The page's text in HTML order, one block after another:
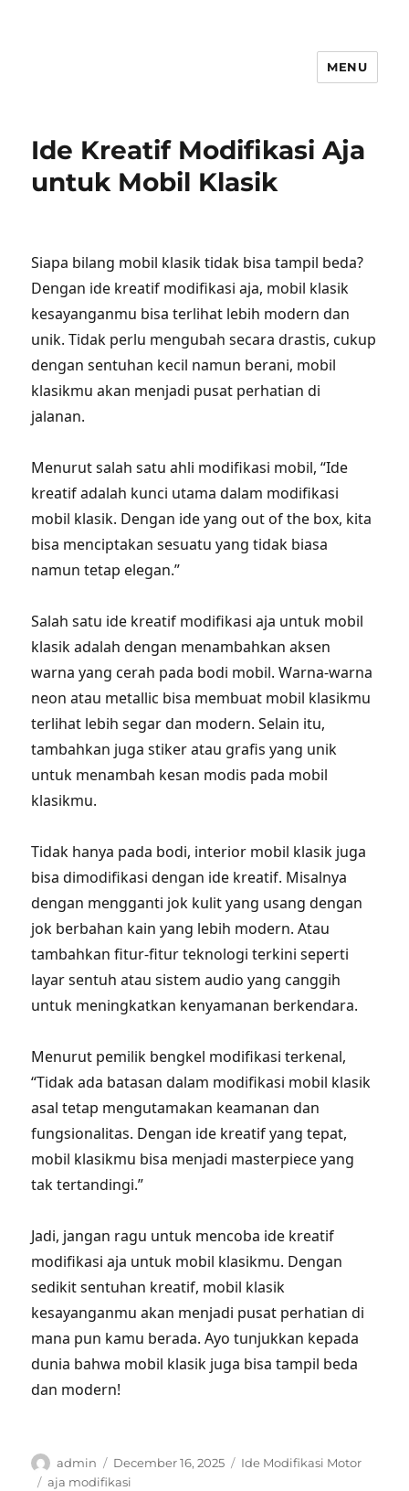
MENU
Ide Kreatif Modifikasi Aja
untuk Mobil Klasik
Siapa bilang mobil klasik tidak bisa tampil beda?
Dengan ide kreatif modifikasi aja, mobil klasik
kesayanganmu bisa terlihat lebih modern dan
unik. Tidak perlu mengubah secara drastis, cukup
dengan sentuhan kecil namun berani, mobil
klasikmu akan menjadi pusat perhatian di
jalanan.
Menurut salah satu ahli modifikasi mobil, “Ide
kreatif adalah kunci utama dalam modifikasi
mobil klasik. Dengan ide yang out of the box, kita
bisa menciptakan sesuatu yang tidak biasa
namun tetap elegan.”
Salah satu ide kreatif modifikasi aja untuk mobil
klasik adalah dengan menambahkan aksen
warna yang cerah pada bodi mobil. Warna-warna
neon atau metallic bisa membuat mobil klasikmu
terlihat lebih segar dan modern. Selain itu,
tambahkan juga stiker atau grafis yang unik
untuk menambah kesan modis pada mobil
klasikmu.
Tidak hanya pada bodi, interior mobil klasik juga
bisa dimodifikasi dengan ide kreatif. Misalnya
dengan mengganti jok kulit yang usang dengan
jok berbahan kain yang lebih modern. Atau
tambahkan fitur-fitur teknologi terkini seperti
layar sentuh atau sistem audio yang canggih
untuk meningkatkan kenyamanan berkendara.
Menurut pemilik bengkel modifikasi terkenal,
“Tidak ada batasan dalam modifikasi mobil klasik
asal tetap mengutamakan keamanan dan
fungsionalitas. Dengan ide kreatif yang tepat,
mobil klasikmu bisa menjadi masterpiece yang
tak tertandingi.”
Jadi, jangan ragu untuk mencoba ide kreatif
modifikasi aja untuk mobil klasikmu. Dengan
sedikit sentuhan kreatif, mobil klasik
kesayanganmu akan menjadi pusat perhatian di
mana pun kamu berada. Ayo tunjukkan kepada
dunia bahwa mobil klasik juga bisa tampil beda
dan modern!
Author
admin
Posted
on
December 16, 2025 Categories
Ide Modifikasi Motor
Tags
aja modifikasi